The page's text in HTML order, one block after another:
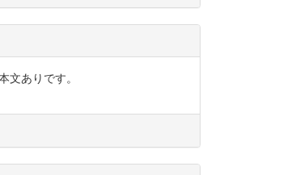
ありです。